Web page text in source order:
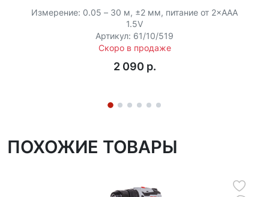
шпинделя, упрощающая установку и снятие
Встроенная подсветка рабочей зоны помогает
хорошо рассмотреть участок работы даже в
условиях недостаточной освещенности.
инструмента обеспечивают комфортную работу
Измерение: 0.05 – 30 м, ±2 мм, питание от 2×ААА
1.5V
Артикул: 61/10/519
Скоро в продаже
2 090 p.
ПОХОЖИЕ ТОВАРЫ